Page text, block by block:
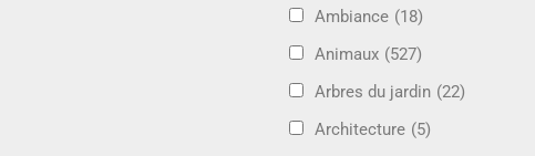
Ambiance (18)
Animaux (527)
Arbres du jardin (22)
Architecture (5)